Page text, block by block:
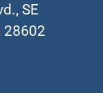
SE
28602